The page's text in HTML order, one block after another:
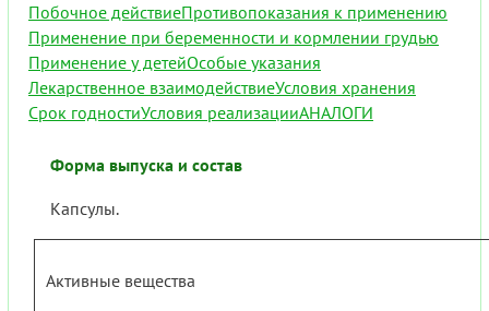
Побочное действиеПротивопоказания к применению
Применение при беременности и кормлении грудью
Применение у детейОсобые указания
Лекарственное взаимодействиеУсловия хранения
Срок годностиУсловия реализацииАНАЛОГИ
Форма выпуска и состав
Капсулы.
Активные вещества